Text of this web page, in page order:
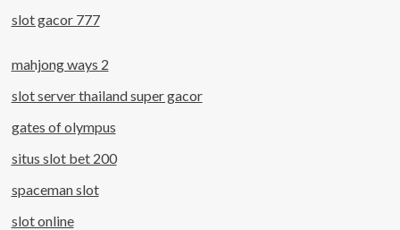
slot gacor 777
mahjong ways 2
slot server thailand super gacor
gates of olympus
situs slot bet 200
spaceman slot
slot online